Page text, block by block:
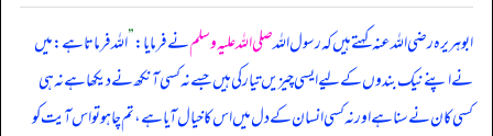
ابوہریرہ رضی الله عنہ کہتے ہیں کہرسول اللہصلی اللہ علیہ وسلمنے فرمایا:”اللہ فرماتا ہے: میں
نے اپنے نیک بندوں کے لیے ایسی چیزیں تیار کی ہیں جسے نہ کسی آنکھ نے دیکھا ہے نہ ہی
کسی کان نے سنا ہے اور نہ کسی انسان کے دل میں اس کا خیال آیا ہے، تم چاہو تو اس آیت کو